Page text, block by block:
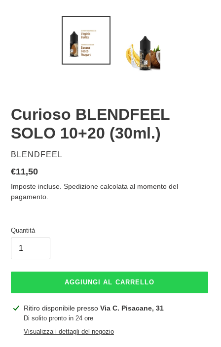
Curioso BLENDFEEL
SOLO 10+20 (30ml.)
VENDITORE
BLENDFEEL
Prezzo
di
listino
€11,50
Imposte incluse. Spedizione calcolata al momento del
pagamento.
Quantità
AGGIUNGI AL CARRELLO
Inserimento
prodotto
Ritiro disponibile presso Via C. Pisacane, 31
Di solito pronto in 24 ore
Visualizza i dettagli del negozio